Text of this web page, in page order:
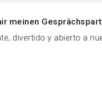
meinen
divertido y abierto a